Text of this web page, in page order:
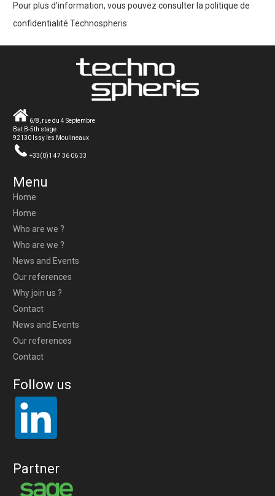
Pour plus d’information, vous pouvez consulter la politique de
confidentialité Technospheris
6/8, rue du 4 Septembre
Bat B-5th stage
92130 Issy les Moulineaux
+33(0)1 47 36 06 33
Menu
Home
Home
Who are we ?
Who are we ?
News and Events
Our references
Why join us ?
Contact
News and Events
Our references
Contact
Follow us
Partner